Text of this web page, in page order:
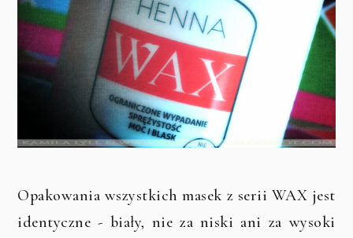
Opakowania wszystkich masek z serii WAX jest
identyczne - biały, nie za niski ani za wysoki